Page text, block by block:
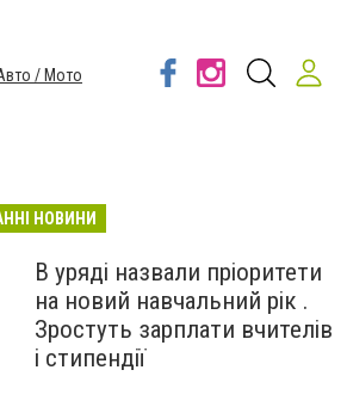
/ Мото
НОВИНИ
В уряді назвали пріоритети
на новий навчальний рік .
Зростуть зарплати вчителів
і стипендії